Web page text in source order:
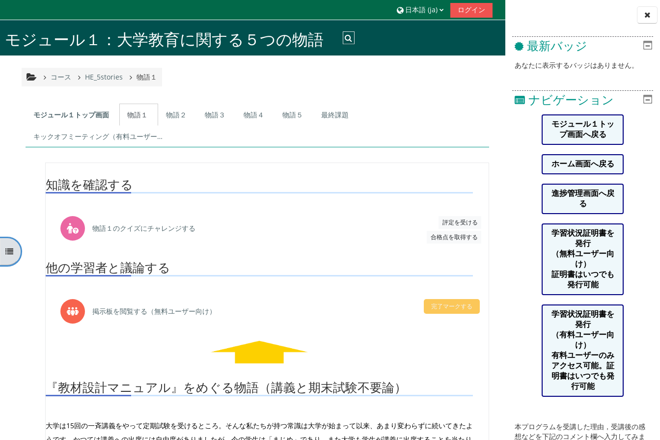
ブロック
最新バッジ
あなたに表示するバッジはありません。
ナビゲーション
モジュール１トッ
プ画面へ戻る
ホーム画面へ戻る
進捗管理画面へ戻
る
学習状況証明書を
発行
（無料ユーザー向
け）
証明書はいつでも
発行可能
学習状況証明書を
発行
（有料ユーザー向
け）
有料ユーザーのみ
アクセス可能。証
明書はいつでも発
行可能
本プログラムを受講した理由，受講後の感
想などを下記のコメント欄へ入力してみま
日本語 ‎(ja)‎ ログイン
モジュール１：大学教育に関する５つの物語
コースインデックスを開く
コース HE_5stories 物語１
トピックアウトライン
モジュール１トップ画面 物語１ 物語２ 物語３ 物語４ 物語５ 最終課題
キックオフミーティング（有料ユーザー0期のみ）
知識を確認する
物語１のクイズにチャレンジする
評定を受ける
合格点を取得する
他の学習者と議論する
掲示板を閲覧する（無料ユーザー向け）
完了マークする
『教材設計マニュアル』をめぐる物語（講義と期末試験不要論）
大学は15回の一斉講義をやって定期試験を受けるところ。そんな私たちが持つ常識は大学が始まって以来、あまり変わらずに続いてきたよ